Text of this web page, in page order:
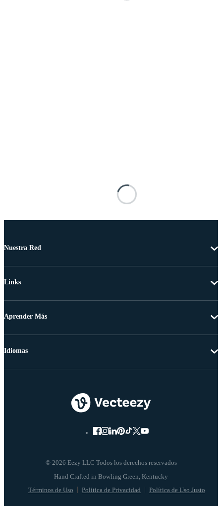
Nuestra Red
Links
Aprender Más
© 2026 Eezy LLC Todos los derechos reservados
Términos de Uso Política de Privacidad Política de Uso Justo
Idiomas